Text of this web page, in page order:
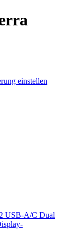
einstellen